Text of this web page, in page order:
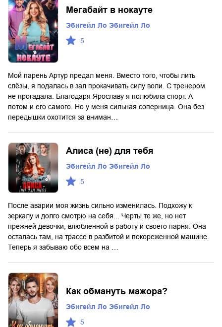
Мегабайт в нокауте
Эбигейл Ло Эбигейл Ло
5
Мой парень Артур предал меня. Вместо того, чтобы лить
слёзы, я подалась в зал прокачивать силу воли. С тренером
не прогадала. Благодаря Ярославу я полюбила спорт. А
потом и его самого. Но у меня сильная соперница. Она без
передышки охотится за вниман…
Алиса (не) для тебя
Эбигейл Ло Эбигейл Ло
5
После аварии моя жизнь сильно изменилась. Подхожу к
зеркалу и долго смотрю на себя... Черты те же, но нет
прежней девочки, влюбленной в работу и своего парня. Она
осталась там, на трассе в разбитой и покореженной машине.
Теперь я забываю обо всем на …
Как обмануть мажора?
Эбигейл Ло Эбигейл Ло
5